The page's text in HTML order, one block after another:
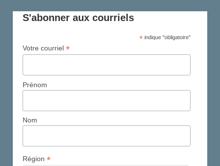
S'abonner aux courriels
*indique "obligatoire"
Votre courriel*
Prénom
Nom
Région*